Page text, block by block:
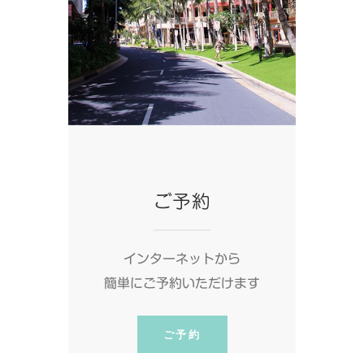
ご予約
インターネットから
簡単にご予約いただけます
ご予約